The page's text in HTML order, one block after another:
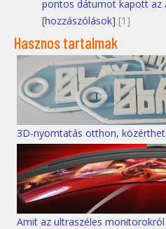
pontos dátumot kapott az
[hozzászólások] [1]
Hasznos tartalmak
3D-nyomtatás otthon,
Amit az ultraszéles